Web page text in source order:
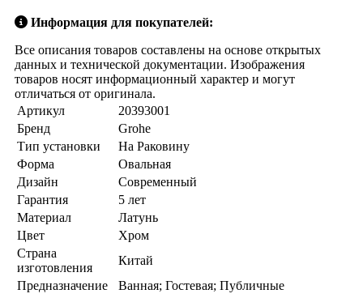
Информация для покупателей:
Все описания товаров составлены на основе открытых
данных и технической документации. Изображения
товаров носят информационный характер и могут
отличаться от оригинала.
Артикул
20393001
Бренд
Grohe
Тип установки
На Раковину
Форма
Овальная
Дизайн
Современный
Гарантия
5 лет
Материал
Латунь
Цвет
Хром
Страна
изготовления
Китай
Предназначение
Ванная; Гостевая; Публичные